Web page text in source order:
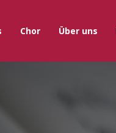
Chor Über uns